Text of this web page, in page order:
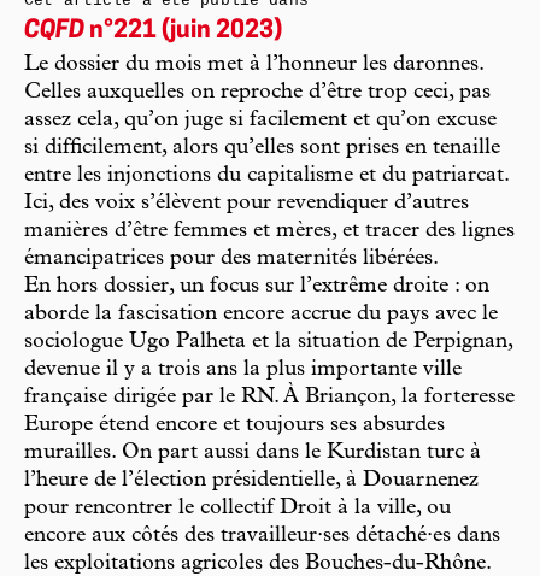
CQFD n°221 (juin 2023)
Le dossier du mois met à l’honneur les daronnes.
Celles auxquelles on reproche d’être trop ceci, pas
assez cela, qu’on juge si facilement et qu’on excuse
si difficilement, alors qu’elles sont prises en tenaille
entre les injonctions du capitalisme et du patriarcat.
Ici, des voix s’élèvent pour revendiquer d’autres
manières d’être femmes et mères, et tracer des lignes
émancipatrices pour des maternités libérées.
En hors dossier, un focus sur l’extrême droite : on
aborde la fascisation encore accrue du pays avec le
sociologue Ugo Palheta et la situation de Perpignan,
devenue il y a trois ans la plus importante ville
française dirigée par le RN. À Briançon, la forteresse
Europe étend encore et toujours ses absurdes
murailles. On part aussi dans le Kurdistan turc à
l’heure de l’élection présidentielle, à Douarnenez
pour rencontrer le collectif Droit à la ville, ou
encore aux côtés des travailleur·ses détaché·es dans
les exploitations agricoles des Bouches-du-Rhône.